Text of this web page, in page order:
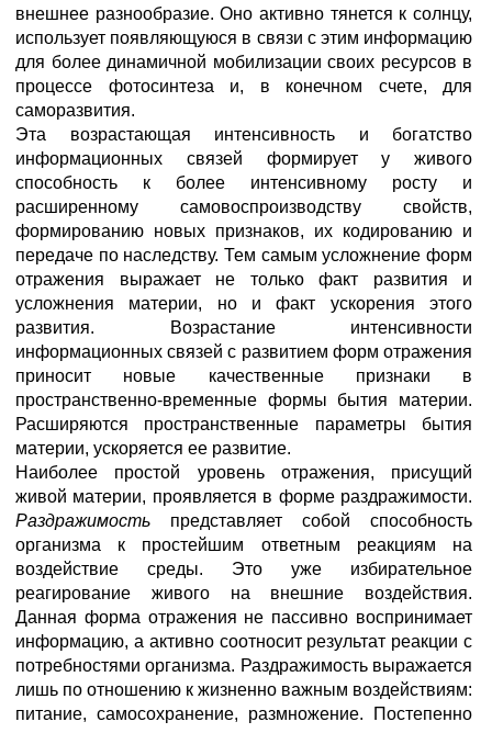
внешнее разнообразие. Оно активно тянется к солнцу,
использует появляющуюся в связи с этим информацию
для более динамичной мобилизации своих ресурсов в
процессе фотосинтеза и, в конечном счете, для
саморазвития.
Эта возрастающая интенсивность и богатство
информационных связей формирует у живого
способность к более интенсивному росту и
расширенному самовоспроизводству свойств,
формированию новых признаков, их кодированию и
передаче по наследству. Тем самым усложнение форм
отражения выражает не только факт развития и
усложнения материи, но и факт ускорения этого
развития. Возрастание интенсивности
информационных связей с развитием форм отражения
приносит новые качественные признаки в
пространственно-временные формы бытия материи.
Расширяются пространственные параметры бытия
материи, ускоряется ее развитие.
Наиболее простой уровень отражения, присущий
живой материи, проявляется в форме раздражимости.
Раздражимость представляет собой способность
организма к простейшим ответным реакциям на
воздействие среды. Это уже избирательное
реагирование живого на внешние воздействия.
Данная форма отражения не пассивно воспринимает
информацию, а активно соотносит результат реакции с
потребностями организма. Раздражимость выражается
лишь по отношению к жизненно важным воздействиям:
питание, самосохранение, размножение. Постепенно